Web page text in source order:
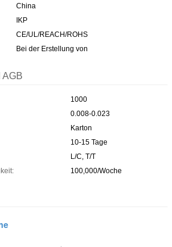
China
IKP
CE/UL/REACH/ROHS
Bei der Erstellung von
AGB
1000
0.008-0.023
Karton
10-15 Tage
L/C, T/T
100,000/Woche